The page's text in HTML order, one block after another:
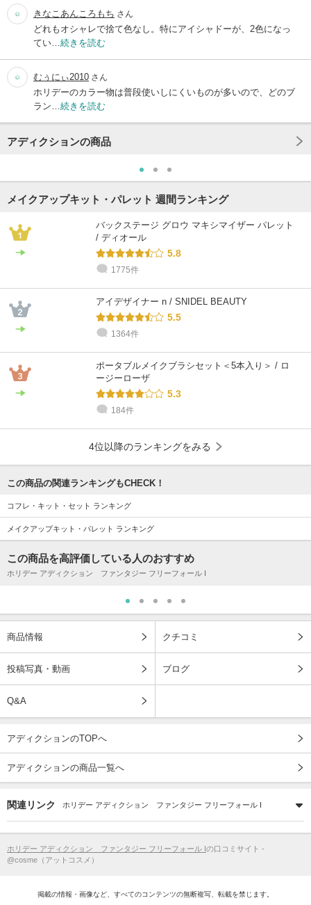
きなこあんころもち さん
どれもオシャレで捨て色なし。特にアイシャドーが、2色になっ
てい… 続きを読む
むぅにぃ2010 さん
ホリデーのカラー物は普段使いしにくいものが多いので、どのブ
ラン… 続きを読む
アディクションの商品
メイクアップキット・パレット 週間ランキング
バックステージ グロウ マキシマイザー パレット
/ ディオール
5.8
1775件
アイデザイナー n / SNIDEL BEAUTY
5.5
1364件
ポータブルメイクブラシセット＜5本入り＞ / ロ
ージーローザ
5.3
184件
4位以降のランキングをみる
この商品の関連ランキングもCHECK！
コフレ・キット・セット ランキング
メイクアップキット・パレット ランキング
この商品を高評価している人のおすすめ
ホリデー アディクション ファンタジー フリーフォール I
商品情報 クチコミ
投稿写真・動画 ブログ
Q&A
アディクションのTOPへ
アディクションの商品一覧へ
関連リンク ホリデー アディクション ファンタジー フリーフォール I
ホリデー アディクション ファンタジー フリーフォール Iの口コミサイト -
@cosme（アットコスメ）
掲載の情報・画像など、すべてのコンテンツの無断複写、転載を禁じます。